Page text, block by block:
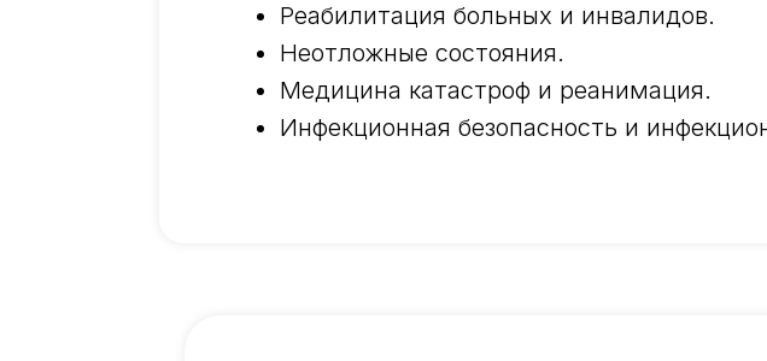
Реабилитация больных и инвалидов.
Неотложные состояния.
Медицина катастроф и реанимация.
Инфекционная безопасность и